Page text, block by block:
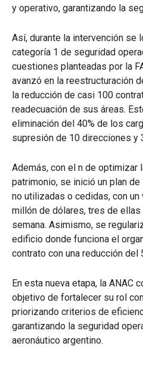
y operativo, garantizando la
Así, durante la intervención se
categoría 1 de seguridad
cuestiones planteadas por la
avanzó en la reestructuración
la reducción de casi 100
readecuación de sus áreas.
eliminación del 40% de los
supresión de 10 direcciones y
Además, con el n de optimizar
patrimonio, se inició un plan
no utilizadas o cedidas, con un
millón de dólares, tres de
semana. Asimismo, se
edificio donde funciona el
contrato con una reducción del
En esta nueva etapa, la ANAC
objetivo de fortalecer su rol
priorizando criterios de
garantizando la seguridad
aeronáutico argentino.